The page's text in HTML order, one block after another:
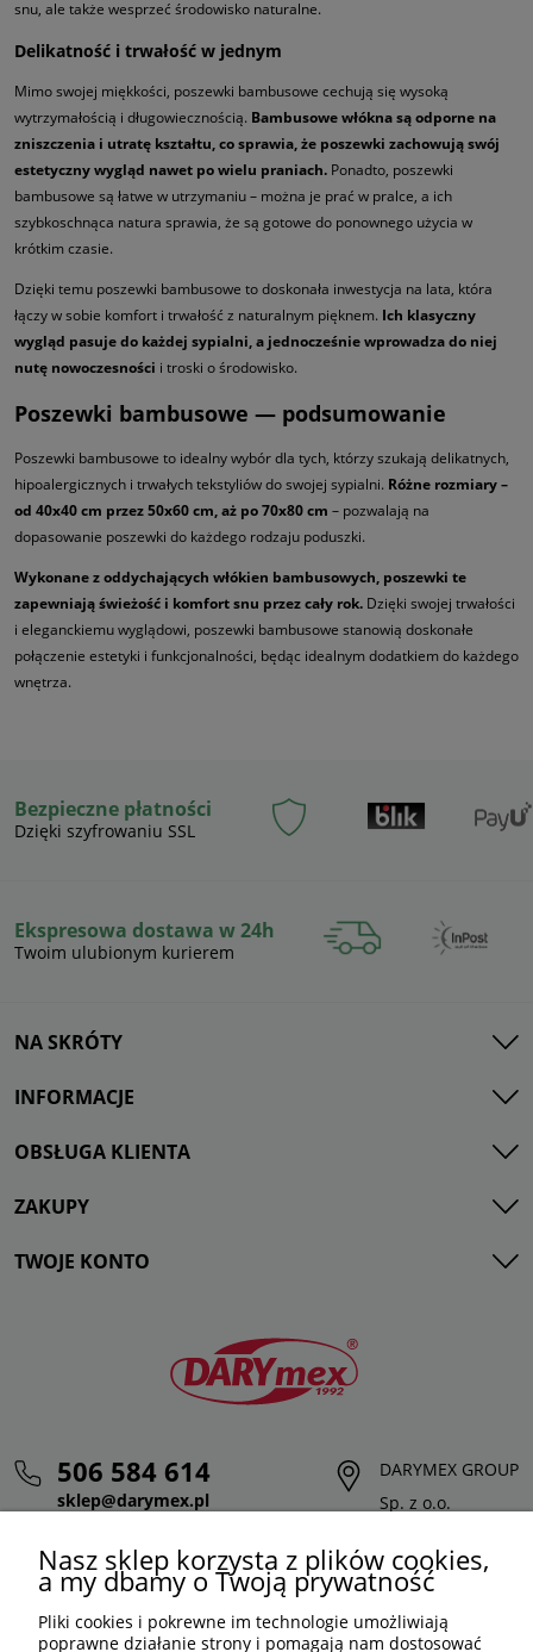
snu, ale także wesprzeć środowisko naturalne.
Delikatność i trwałość w jednym
Mimo swojej miękkości, poszewki bambusowe cechują się wysoką
wytrzymałością i długowiecznością. Bambusowe włókna są odporne na
zniszczenia i utratę kształtu, co sprawia, że poszewki zachowują swój
estetyczny wygląd nawet po wielu praniach. Ponadto, poszewki
bambusowe są łatwe w utrzymaniu – można je prać w pralce, a ich
szybkoschnąca natura sprawia, że są gotowe do ponownego użycia w
krótkim czasie.
Dzięki temu poszewki bambusowe to doskonała inwestycja na lata, która
łączy w sobie komfort i trwałość z naturalnym pięknem. Ich klasyczny
wygląd pasuje do każdej sypialni, a jednocześnie wprowadza do niej
nutę nowoczesności i troski o środowisko.
Poszewki bambusowe — podsumowanie
Poszewki bambusowe to idealny wybór dla tych, którzy szukają delikatnych,
hipoalergicznych i trwałych tekstyliów do swojej sypialni. Różne rozmiary –
od 40x40 cm przez 50x60 cm, aż po 70x80 cm – pozwalają na
dopasowanie poszewki do każdego rodzaju poduszki.
Wykonane z oddychających włókien bambusowych, poszewki te
zapewniają świeżość i komfort snu przez cały rok. Dzięki swojej trwałości
i eleganckiemu wyglądowi, poszewki bambusowe stanowią doskonałe
połączenie estetyki i funkcjonalności, będąc idealnym dodatkiem do każdego
wnętrza.
Bezpieczne płatności
Dzięki szyfrowaniu SSL
Ekspresowa dostawa w 24h
Twoim ulubionym kurierem
NA SKRÓTY
INFORMACJE
OBSŁUGA KLIENTA
ZAKUPY
TWOJE KONTO
506 584 614
sklep@darymex.pl
DARYMEX GROUP
Sp. z o.o.
32-620 Brzeszcze
Nasz sklep korzysta z plików cookies,
a my dbamy o Twoją prywatność
Pliki cookies i pokrewne im technologie umożliwiają
poprawne działanie strony i pomagają nam dostosować